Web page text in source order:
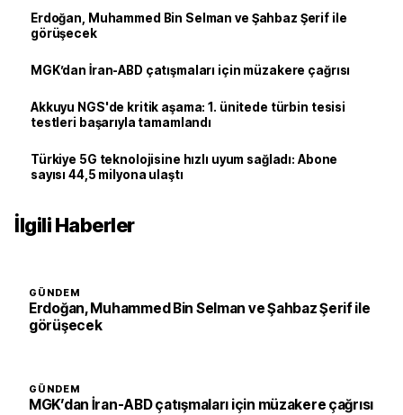
Erdoğan, Muhammed Bin Selman ve Şahbaz Şerif ile
görüşecek
MGK’dan İran-ABD çatışmaları için müzakere çağrısı
Akkuyu NGS'de kritik aşama: 1. ünitede türbin tesisi
testleri başarıyla tamamlandı
Türkiye 5G teknolojisine hızlı uyum sağladı: Abone
sayısı 44,5 milyona ulaştı
İlgili Haberler
GÜNDEM
Erdoğan, Muhammed Bin Selman ve Şahbaz Şerif ile
görüşecek
GÜNDEM
MGK’dan İran-ABD çatışmaları için müzakere çağrısı